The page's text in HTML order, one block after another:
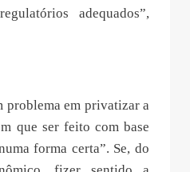
adequados”,
problema em privatizar a
que ser feito com base
forma certa”. Se, do